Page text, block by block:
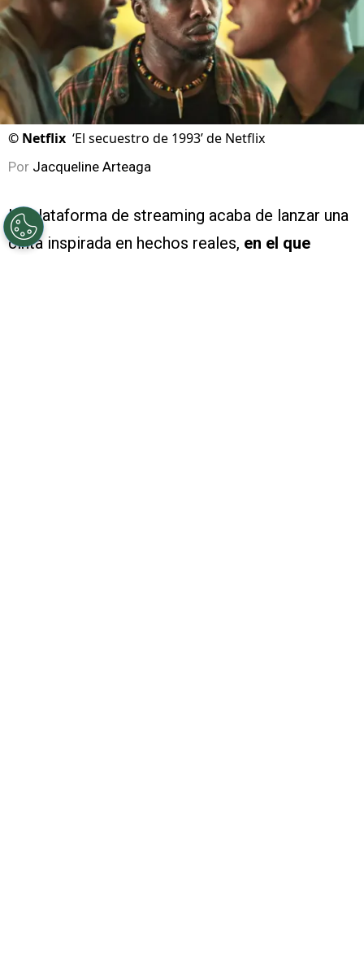
© Netflix ‘El secuestro de 1993’ de Netflix
Por Jacqueline Arteaga
La plataforma de streaming acaba de lanzar una
cinta inspirada en hechos reales, en el que